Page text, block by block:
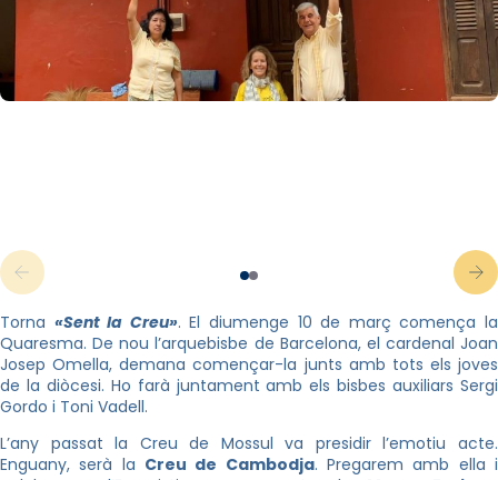
Torna «Sent la Creu». El diumenge 10 de març comença la
Quaresma. De nou l’arquebisbe de Barcelona, el cardenal Joan
Josep Omella, demana començar-la junts amb tots els joves
de la diòcesi. Ho farà juntament amb els bisbes auxiliars Sergi
Gordo i Toni Vadell.
L’any passat la Creu de Mossul va presidir l’emotiu acte.
Enguany, serà la Creu de Cambodja. Pregarem amb ella i